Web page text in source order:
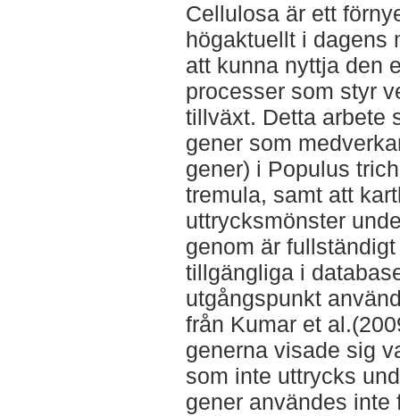
Cellulosa är ett
högaktuellt i dagens
att kunna nyttja den
processer som styr
tillväxt. Detta arbete
gener som
gener) i Populus
tremula, samt att
uttrycksmönster
genom är
tillgängliga i
utgångspunkt
från Kumar et
generna visade sig
som inte uttrycks
gener användes inte